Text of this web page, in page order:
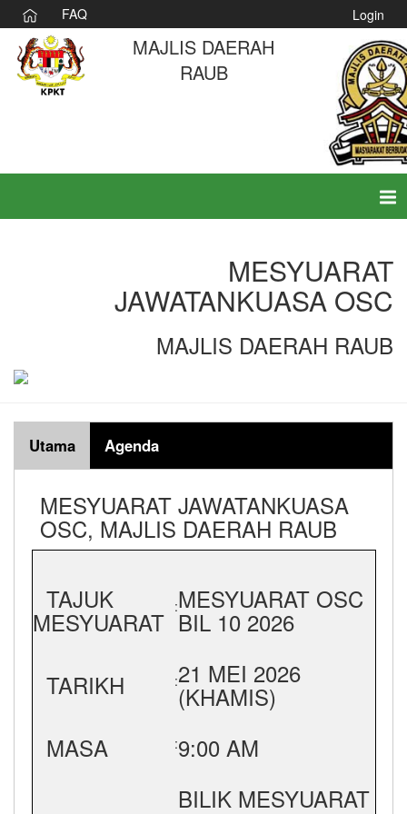
FAQ Login
MAJLIS DAERAH
RAUB
MESYUARAT
JAWATANKUASA OSC
MAJLIS DAERAH RAUB
Utama Agenda
MESYUARAT JAWATANKUASA
OSC, MAJLIS DAERAH RAUB
TAJUK
MESYUARAT :MESYUARAT OSC
BIL 10 2026
TARIKH
:21 MEI 2026
(KHAMIS)
MASA
:9:00 AM
BILIK MESYUARAT